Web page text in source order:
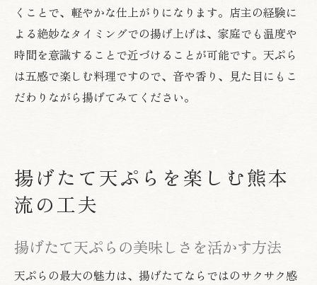
くことで、軽やかな仕上がりになります。店主の経験に
よる絶妙なタイミングでの揚げ上げは、家庭でも温度や
時間を意識することで近づけることが可能です。天ぷら
は五感で楽しむ料理ですので、音や香り、見た目にもこ
だわりながら揚げてみてください。
揚げたて天ぷらを楽しむ熊本
流の工夫
揚げたて天ぷらの美味しさを活かす方法
天ぷらの最大の魅力は、揚げたてならではのサクサク感